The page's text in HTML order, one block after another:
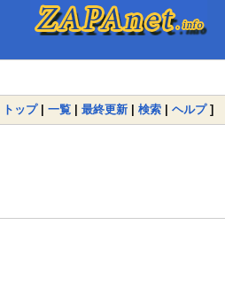
トップ| 一覧 | 最終更新 | 検索 | ヘルプ]